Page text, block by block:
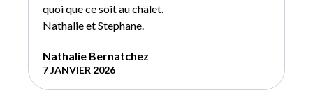
quoi que ce soit au chalet.
Nathalie et Stephane.
Nathalie Bernatchez
7 JANVIER 2026